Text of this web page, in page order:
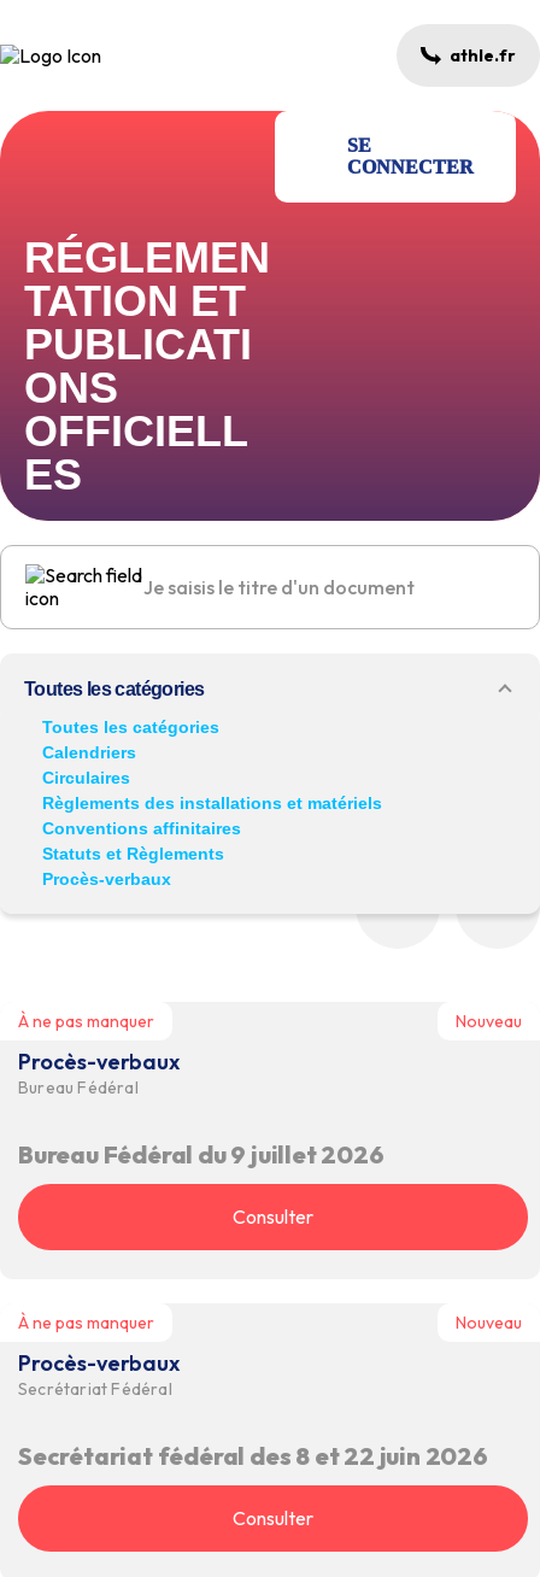
athle.fr
RÉGLEMEN
TATION ET
PUBLICATI
ONS
OFFICIELL
ES
SE
CONNECTER
Toutes les catégories
Toutes les catégories
Calendriers
Circulaires
Règlements des installations et matériels
Conventions affinitaires
Statuts et Règlements
Procès-verbaux
Récemment publié
Il y a moins de 3 mois
À ne pas manquer
Nouveau
À ne pas manquer
Procès-verbaux
Bureau Fédéral
Bureau Fédéral du 9 juillet 2026
Consulter
Nouveau
À ne pas manquer
Procès-verbaux
Secrétariat Fédéral
Secrétariat fédéral des 8 et 22 juin 2026
Consulter